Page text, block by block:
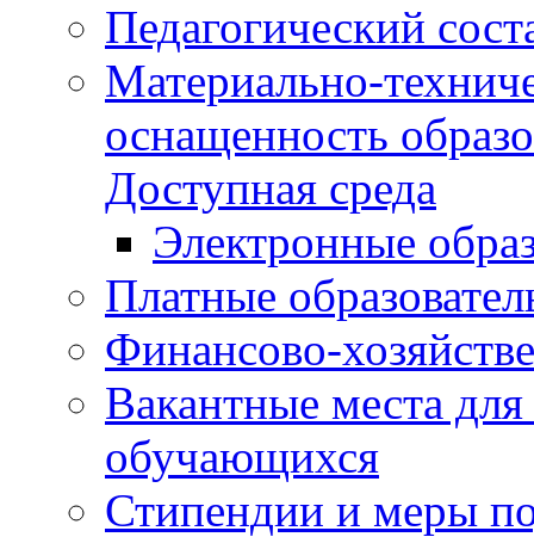
Педагогический
Материально-
оснащенность
Доступная среда
Электронные
Платные
Финансово-
Вакантные места
обучающихся
Стипендии и меры